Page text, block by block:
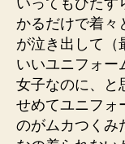
かるだけで着々
が泣き出して（
いいユニフォー
女子なのに、と
せめてユニフォ
のがムカつくみ